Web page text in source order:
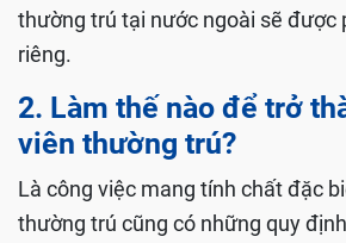
thường trú tại nước ngoài sẽ được
riêng.
2. Làm thế nào để trở
viên thường trú?
Là công việc mang tính chất đặc
thường trú cũng có những quy